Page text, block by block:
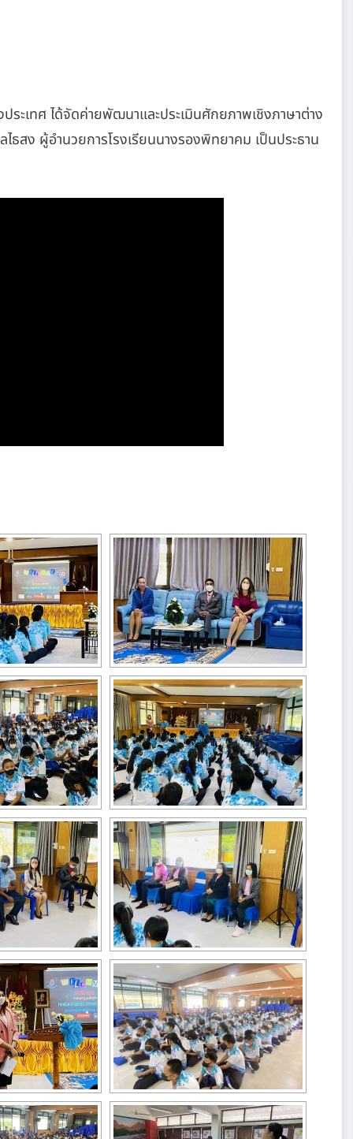
ะเทศ​ ได้จัดค่ายพัฒนาและประเมินศักยภาพเชิงภาษาต่าง
ธสง ผู้อำนวยการโรงเรียนนางรองพิทยาคม เป็นประธาน